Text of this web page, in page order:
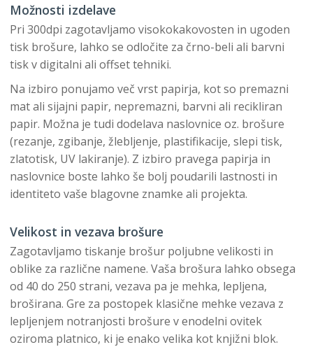
Možnosti izdelave
Pri 300dpi zagotavljamo visokokakovosten in ugoden
tisk brošure, lahko se odločite za črno-beli ali barvni
tisk v digitalni ali offset tehniki.
Na izbiro ponujamo več vrst papirja, kot so premazni
mat ali sijajni papir, nepremazni, barvni ali recikliran
papir. Možna je tudi dodelava naslovnice oz. brošure
(rezanje, zgibanje, žlebljenje, plastifikacije, slepi tisk,
zlatotisk, UV lakiranje). Z izbiro pravega papirja in
naslovnice boste lahko še bolj poudarili lastnosti in
identiteto vaše blagovne znamke ali projekta.
Velikost in vezava brošure
Zagotavljamo tiskanje brošur poljubne velikosti in
oblike za različne namene. Vaša brošura lahko obsega
od 40 do 250 strani, vezava pa je mehka, lepljena,
broširana. Gre za postopek klasične mehke vezava z
lepljenjem notranjosti brošure v enodelni ovitek
oziroma platnico, ki je enako velika kot knjižni blok.